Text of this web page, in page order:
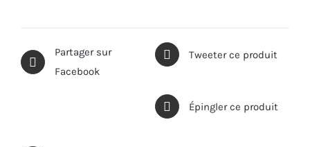
Partager sur
Facebook
Tweeter ce produit
Épingler ce produit